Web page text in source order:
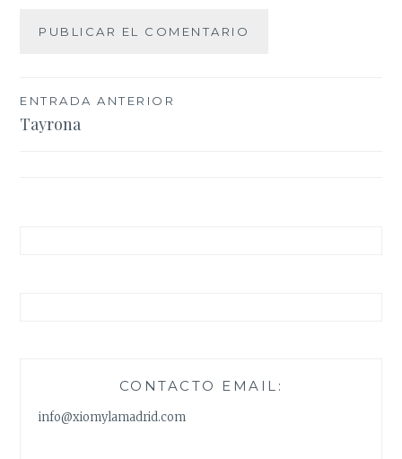
Navegación
de
ENTRADA ANTERIOR
Tayrona
CONTACTO EMAIL:
info@xiomylamadrid.com